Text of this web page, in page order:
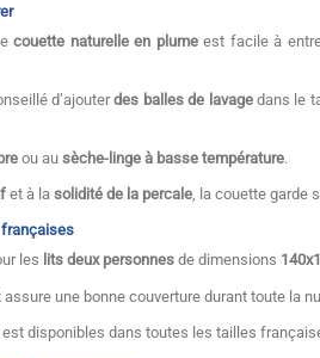
couette naturelle en plumeest facile à
d’ajouterdes balles de lavagedans le
ou au sèche-linge à basse température.
et à la solidité de la percale, la couette garde
françaises
les lits deux personnes de dimensions
une bonne couverture durant toute la
disponibles dans toutes les tailles